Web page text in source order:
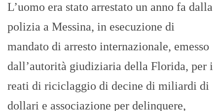
L’uomo era stato arrestato un anno fa dalla
polizia a Messina, in esecuzione di
mandato di arresto internazionale, emesso
dall’autorità giudiziaria della Florida, per i
reati di riciclaggio di decine di miliardi di
dollari e associazione per delinquere,